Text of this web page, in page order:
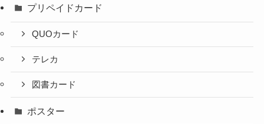
プリペイドカード
QUOカード
テレカ
図書カード
ポスター